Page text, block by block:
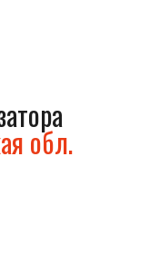
обл.